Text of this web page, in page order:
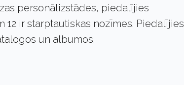
personālizstādes, piedalījies
ir starptautiskas nozīmes. Piedalījies
un albumos.